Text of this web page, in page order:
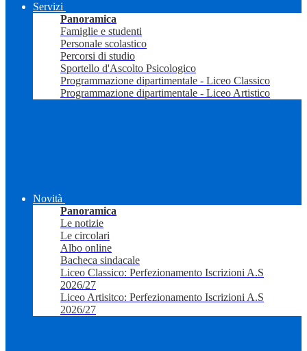
Servizi
Panoramica
Famiglie e studenti
Personale scolastico
Percorsi di studio
Sportello d'Ascolto Psicologico
Programmazione dipartimentale - Liceo Classico
Programmazione dipartimentale - Liceo Artistico
Novità
Panoramica
Le notizie
Le circolari
Albo online
Bacheca sindacale
Liceo Classico: Perfezionamento Iscrizioni A.S
2026/27
Liceo Artisitco: Perfezionamento Iscrizioni A.S
2026/27